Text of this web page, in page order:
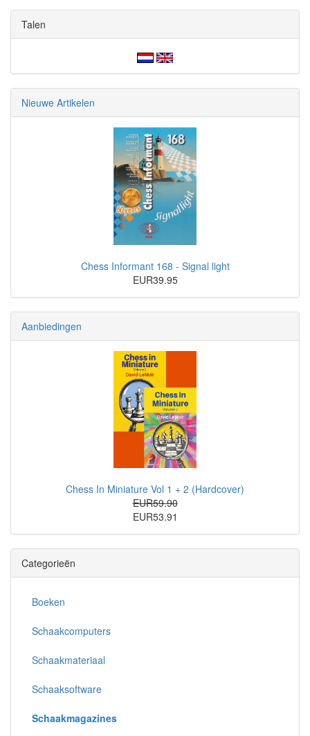
Talen
Nieuwe Artikelen
Chess Informant 168 - Signal light
EUR39.95
Aanbiedingen
Chess In Miniature Vol 1 + 2 (Hardcover)
EUR59.90
EUR53.91
Categorieën
Boeken
Schaakcomputers
Schaakmateriaal
Schaaksoftware
Schaakmagazines